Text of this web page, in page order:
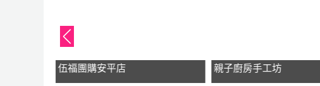
伍福團購安平店 親子廚房手工坊